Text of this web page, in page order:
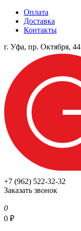
Оплата
Доставка
Контакты
г. Уфа, пр. Октября, 44
+7 (962) 522-32-32
Заказать звонок
0
0 ₽